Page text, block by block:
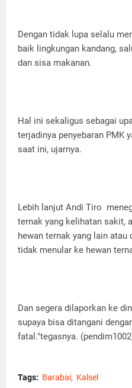
Dengan tidak lupa selalu
baik lingkungan kandang,
dan sisa makanan.
Hal ini sekaligus sebagai
terjadinya penyebaran PMK
saat ini, ujarnya.
Lebih lanjut Andi Tiro
ternak yang kelihatan sakit,
hewan ternak yang lain atau
tidak menular ke hewan
Dan segera dilaporkan ke
supaya bisa ditangani
fatal."tegasnya.
Tags: Barabai Kalsel